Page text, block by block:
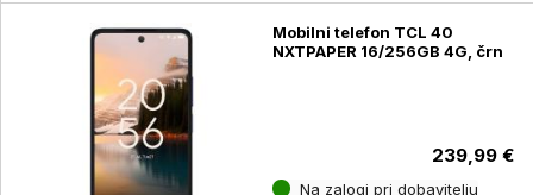
Mobilni telefon TCL 40
NXTPAPER 16/256GB 4G, črn
239,99 €
Na zalogi pri dobavitelju